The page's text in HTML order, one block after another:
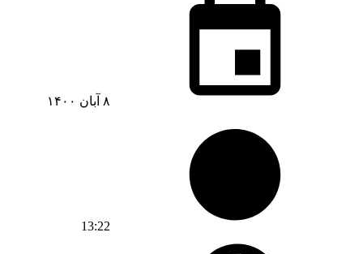
۸ آبان ۱۴۰۰
13:22